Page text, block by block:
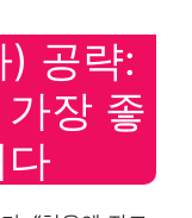
공략:
장 좋